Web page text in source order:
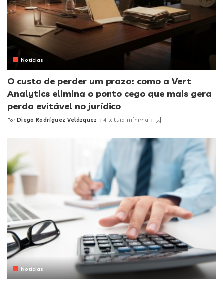
Notícias
O custo de perder um prazo: como a Vert
Analytics elimina o ponto cego que mais gera
perda evitável no jurídico
Posted
Por Diego Rodríguez Velázquez 4 leitura mínima
Notícias